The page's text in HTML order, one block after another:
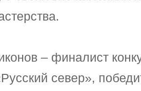
– финалист
север»,